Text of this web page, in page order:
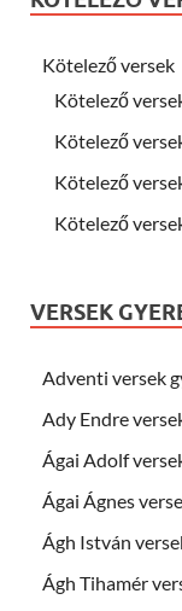
Kötelező versek
Kötelező
Kötelező
Kötelező
Kötelező
VERSEK
Adventi versek
Ady Endre
Ágai Adolf
Ágai Ágnes
Ágh István
Ágh Tihamér